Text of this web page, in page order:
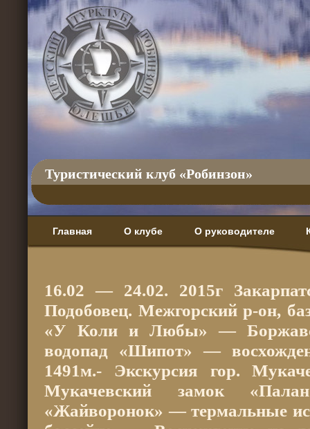
Туристический клуб «Робинзон»
Главная О клубе О руководителе
16.02 — 24.02. 2015г
Подобовец. Межгорский р-он,
«У Коли и Любы» —
водопад «Шипот» —
1491м.- Экскурсия гор.
Мукачевский замок
«Жайворонок» — термальные